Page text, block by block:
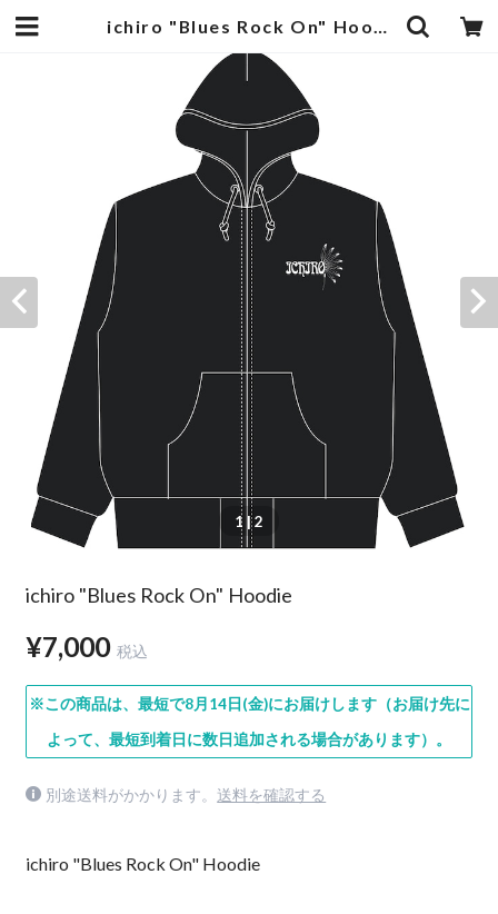
ichiro "Blues Rock On" Hoodie | ichiro Web Shop
1 | 2
ichiro "Blues Rock On" Hoodie
¥7,000 税込
※この商品は、最短で8月14日(金)にお届けします（お届け先に
よって、最短到着日に数日追加される場合があります）。
別途送料がかかります。 送料を確認する
ichiro "Blues Rock On" Hoodie